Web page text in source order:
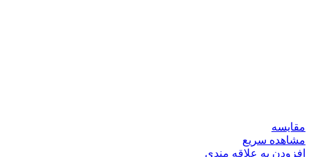
مقایسه
مشاهده سریع
افزودن به علاقه مندی